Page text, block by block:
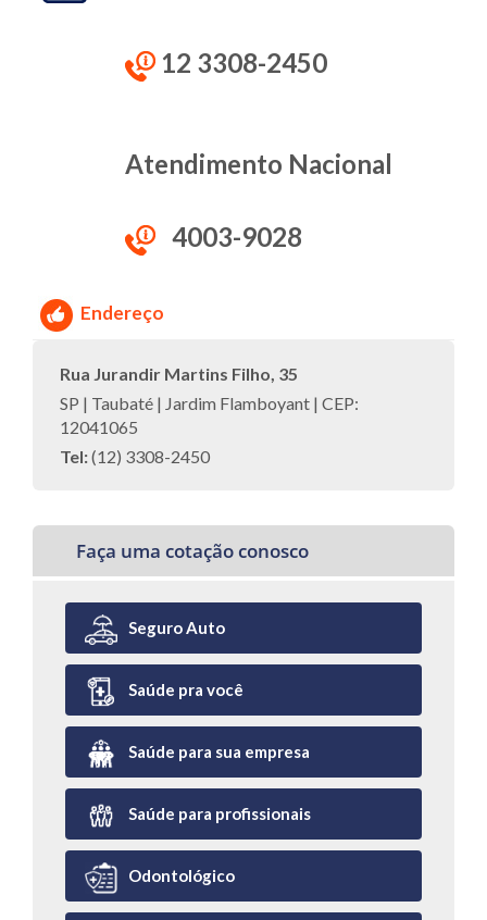
12 3308-2450
Atendimento Nacional
4003-9028
Endereço
Rua Jurandir Martins Filho, 35
SP | Taubaté | Jardim Flamboyant | CEP:
12041065
Tel:(12) 3308-2450
Faça uma cotação conosco
Seguro Auto
Saúde pra você
Saúde para sua empresa
Saúde para profissionais
Odontológico